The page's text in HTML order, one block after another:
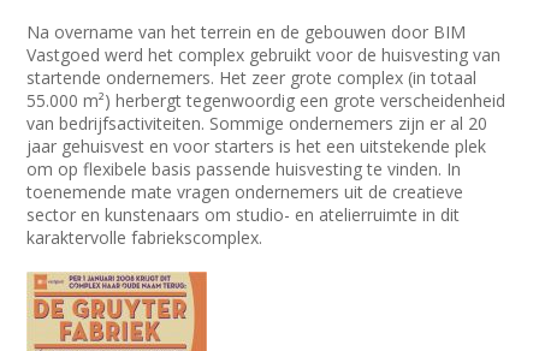
Na overname van het terrein en de gebouwen door BIM
Vastgoed werd het complex gebruikt voor de huisvesting van
startende ondernemers. Het zeer grote complex (in totaal
55.000 m²) herbergt tegenwoordig een grote verscheidenheid
van bedrijfsactiviteiten. Sommige ondernemers zijn er al 20
jaar gehuisvest en voor starters is het een uitstekende plek
om op flexibele basis passende huisvesting te vinden. In
toenemende mate vragen ondernemers uit de creatieve
sector en kunstenaars om studio- en atelierruimte in dit
karaktervolle fabriekscomplex.